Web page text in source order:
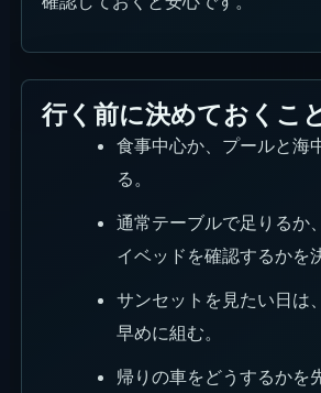
行く前に決めておくこ
食事中心か、プールと海
る。
通常テーブルで足りるか
イベッドを確認するかを
サンセットを見たい日は
早めに組む。
帰りの車をどうするかを